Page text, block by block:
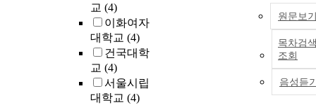
교 (4)
이화여자
대학교 (4)
건국대학
교 (4)
서울시립
대학교 (4)
원문보
목차검
조회
음성듣